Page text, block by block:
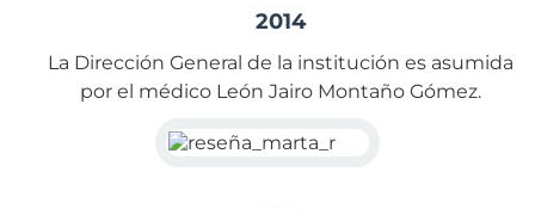
2014
La Dirección General de la institución es asumida
por el médico León Jairo Montaño Gómez.